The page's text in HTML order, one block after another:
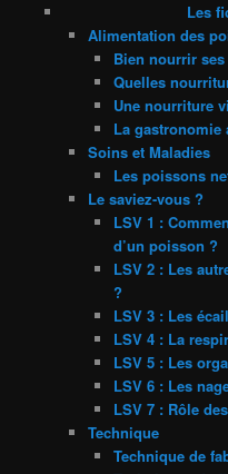
Les
Alimentation des
Bien nourrir
Quelles
Une nourriture
La
Soins et Maladies
Les poissons
Le saviez-vous ?
LSV 1 :
d’un poisson ?
LSV 2 : Les
?
LSV 3 : Les
LSV 4 : La
LSV 5 : Les
LSV 6 : Les
LSV 7 : Rôle
Technique
Technique de